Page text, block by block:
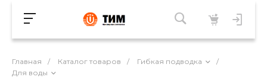
Главная / Каталог товаров / Гибкая подводка
/
Для воды